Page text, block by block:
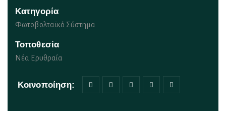
Κατηγορία
Φωτοβολταϊκό Σύστημα
Τοποθεσία
Νέα Ερυθραία
Κοινοποίηση: